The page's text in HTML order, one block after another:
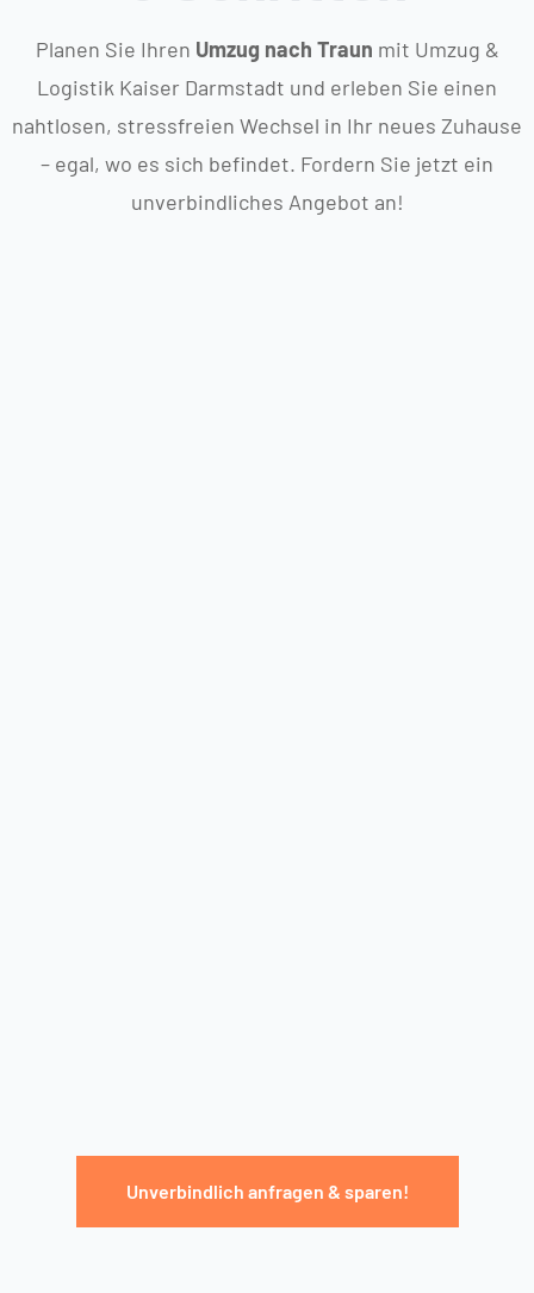
Planen Sie Ihren Umzug nach Traun mit Umzug &
Logistik Kaiser Darmstadt und erleben Sie einen
nahtlosen, stressfreien Wechsel in Ihr neues Zuhause
– egal, wo es sich befindet. Fordern Sie jetzt ein
unverbindliches Angebot an!
Unverbindlich anfragen & sparen!